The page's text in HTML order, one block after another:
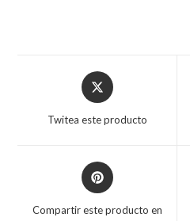
Twitea este producto
Compartir este producto en